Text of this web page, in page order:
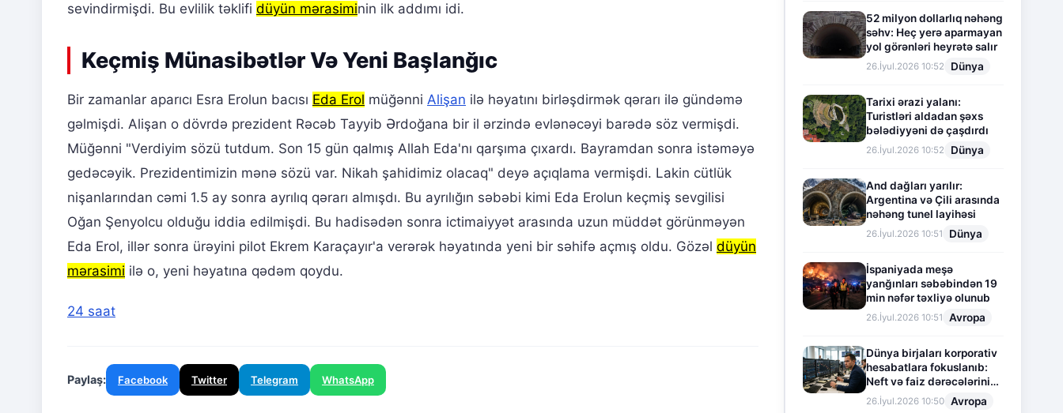
sevindirmişdi. Bu evlilik təklifi düyün mərasiminin ilk addımı idi.
Keçmiş Münasibətlər Və Yeni Başlanğıc
Bir zamanlar aparıcı Esra Erolun bacısı Eda Erol müğənni Alişan ilə həyatını birləşdirmək qərarı ilə gündəmə
gəlmişdi. Alişan o dövrdə prezident Rəcəb Tayyib Ərdoğana bir il ərzində evlənəcəyi barədə söz vermişdi.
Müğənni "Verdiyim sözü tutdum. Son 15 gün qalmış Allah Eda'nı qarşıma çıxardı. Bayramdan sonra istəməyə
gedəcəyik. Prezidentimizin mənə sözü var. Nikah şahidimiz olacaq" deyə açıqlama vermişdi. Lakin cütlük
nişanlarından cəmi 1.5 ay sonra ayrılıq qərarı almışdı. Bu ayrılığın səbəbi kimi Eda Erolun keçmiş sevgilisi
Oğan Şenyolcu olduğu iddia edilmişdi. Bu hadisədən sonra ictimaiyyət arasında uzun müddət görünməyən
Eda Erol, illər sonra ürəyini pilot Ekrem Karaçayır'a verərək həyatında yeni bir səhifə açmış oldu. Gözəl düyün
mərasimi ilə o, yeni həyatına qədəm qoydu.
24 saat
Paylaş: Facebook Twitter Telegram WhatsApp
52 milyon dollarlıq nəhəng
səhv: Heç yerə aparmayan
yol görənləri heyrətə salır
26.İyul.2026 10:52 Dünya
Tarixi ərazi yalanı:
Turistləri aldadan şəxs
bələdiyyəni də çaşdırdı
26.İyul.2026 10:52 Dünya
And dağları yarılır:
Argentina və Çili arasında
nəhəng tunel layihəsi
26.İyul.2026 10:51 Dünya
İspaniyada meşə
yanğınları səbəbindən 19
min nəfər təxliyə olunub
26.İyul.2026 10:51 Avropa
Dünya birjaları korporativ
hesabatlara fokuslanıb:
Neft və faiz dərəcələrinin
təsiri altında cari vəziyyət
26.İyul.2026 10:50 Avropa